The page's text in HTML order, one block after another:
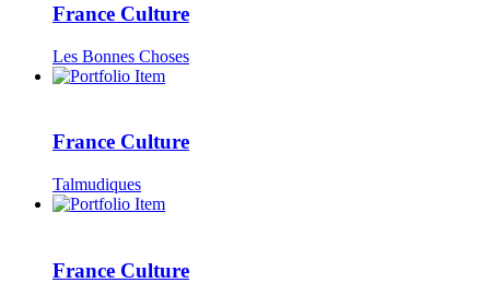
France Culture
Les Bonnes Choses
France Culture
Talmudiques
France Culture